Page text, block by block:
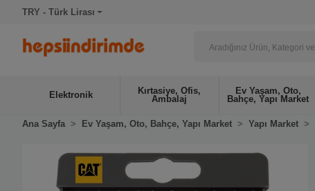
TRY - Türk Lirası
Elektronik
Kırtasiye, Ofis,
Ambalaj
Ev Yaşam, Oto,
Bahçe, Yapı Market
Ana Sayfa Ev Yaşam, Oto, Bahçe, Yapı Market Yapı Market